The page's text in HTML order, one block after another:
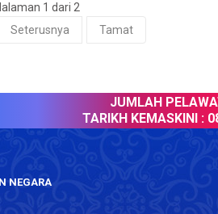
1 dari 2
Seterusnya Tamat
JUMLAH PELAWAT
TARIKH KEMASKINI :08
NEGARA